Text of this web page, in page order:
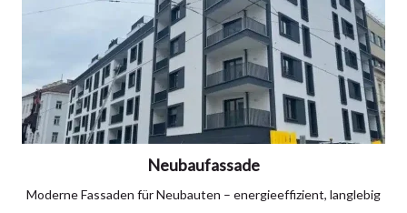
Neubaufassade
Moderne Fassaden für Neubauten – energieeffizient, langlebig